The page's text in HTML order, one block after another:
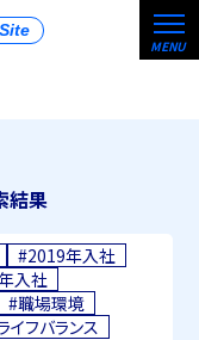
結果
#2019年入社
入社
#職場環境
イフバランス